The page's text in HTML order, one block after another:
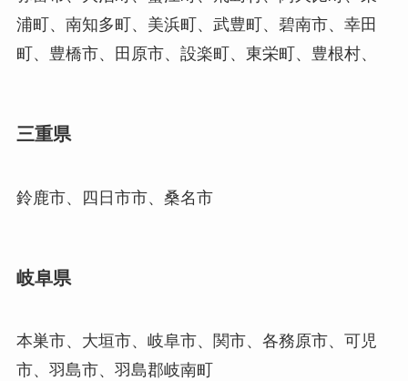
浦町、南知多町、美浜町、武豊町、碧南市、幸田
町、豊橋市、田原市、設楽町、東栄町、豊根村、
三重県
鈴鹿市、四日市市、桑名市
岐阜県
本巣市、大垣市、岐阜市、関市、各務原市、可児
市、羽島市、羽島郡岐南町